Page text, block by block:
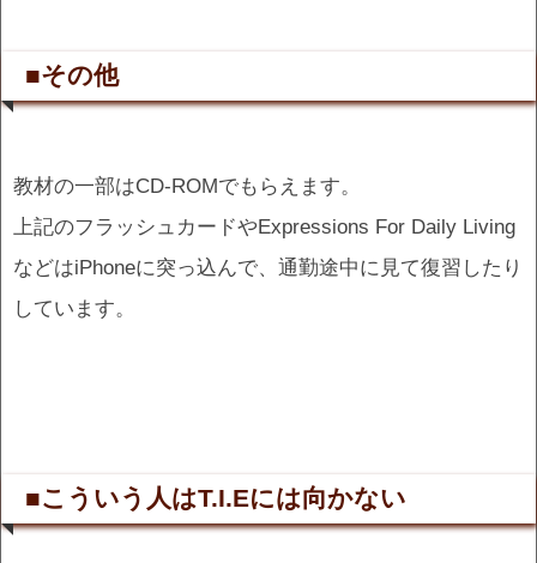
■その他
教材の一部はCD-ROMでもらえます。
上記のフラッシュカードやExpressions For Daily Living
などはiPhoneに突っ込んで、通勤途中に見て復習したり
しています。
■こういう人はT.I.Eには向かない